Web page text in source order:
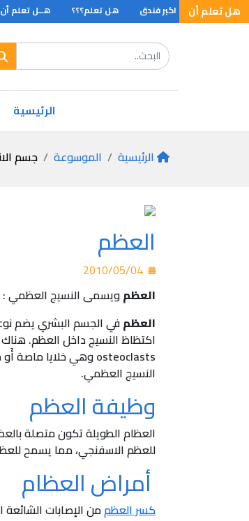
هل تعلم أن
هل تعلم اكبر فندق هل تعلم؟؟؟ هــل تعلم أن
الرئيسية
الرئيسية الموسوعة جسم
العظم
العظمويسمى النسيج العظمي :
العظمفي الجسم البشري يضم
اكتظاظ النسيج داخل العظم. هناك
النسيج العظمي.
وظيفة العظم
العظام الطويلة تكون متصلة
للعظم الاسفنجي، مما يسمح للعظم
أمراض العظام
كسر العظممن الإصابات